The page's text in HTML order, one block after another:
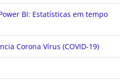
BI: Estatísticas em tempo
Corona Vírus (COVID-19)